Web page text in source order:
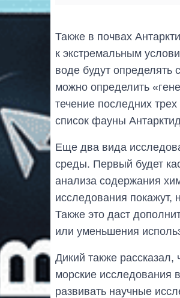
Также в почвах
к экстремальным
воде будут
можно определить
течение последних
список фауны
Еще два вида
среды. Первый будет
анализа содержания
исследования покажут,
Также это даст
или уменьшения
Дикий также
морские исследования
развивать научные